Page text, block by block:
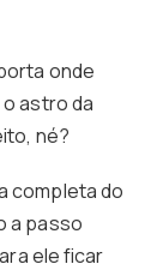
onde
o astro da
né?
completa do
a passo
ele ficar